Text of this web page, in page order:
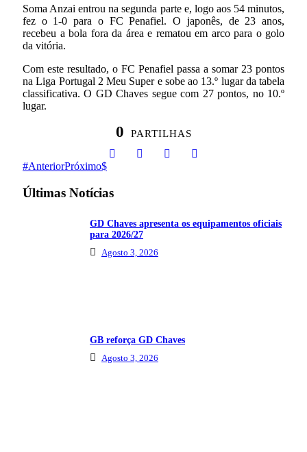
Soma Anzai entrou na segunda parte e, logo aos 54 minutos,
fez o 1-0 para o FC Penafiel. O japonês, de 23 anos,
recebeu a bola fora da área e rematou em arco para o golo
da vitória.
Com este resultado, o FC Penafiel passa a somar 23 pontos
na Liga Portugal 2 Meu Super e sobe ao 13.º lugar da tabela
classificativa. O GD Chaves segue com 27 pontos, no 10.º
lugar.
0 PARTILHAS
AnteriorPróximo
Últimas Notícias
GD Chaves apresenta os equipamentos oficiais
para 2026/27
Agosto 3, 2026
GB reforça GD Chaves
Agosto 3, 2026